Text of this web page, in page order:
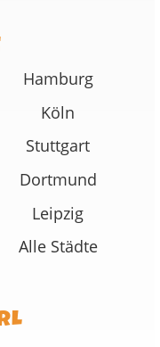
Hamburg
Köln
Stuttgart
Dortmund
Leipzig
Alle Städte